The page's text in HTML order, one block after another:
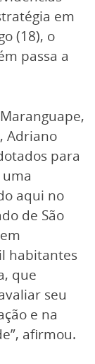
em
(18), o
passa a
Adriano
para
uma
aqui no
de São
habitantes
que
seu
e na
afirmou.